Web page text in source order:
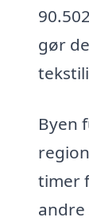
gør
Byen
timer